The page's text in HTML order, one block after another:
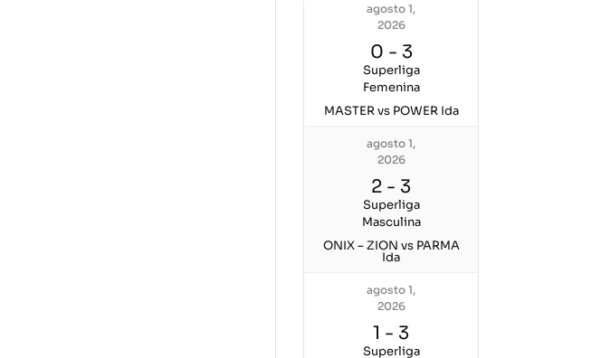
agosto 1,
2026
0 - 3
Superliga
Femenina
MASTER vs POWER Ida
agosto 1,
2026
2 - 3
Superliga
Masculina
ONIX – ZION vs PARMA
Ida
agosto 1,
2026
1 - 3
Superliga